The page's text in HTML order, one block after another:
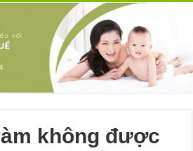
không được